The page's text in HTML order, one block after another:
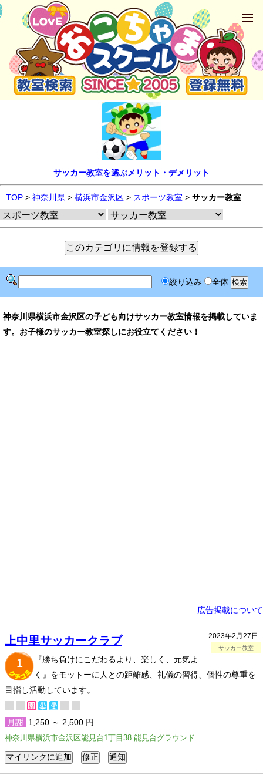
サッカー教室を選ぶメリット・デメリット
TOP > 神奈川県 > 横浜市金沢区 > スポーツ教室 > サッカー教室
絞り込み 全体
神奈川県横浜市金沢区の子ども向けサッカー教室情報を掲載していま
す。お子様のサッカー教室探しにお役立てください！
広告掲載について
2023年2月27日
サッカー教室
上中里サッカークラブ
1
『勝ち負けにこだわるより、楽しく、元気よ
く』をモットーに人との距離感、礼儀の習得、個性の尊重を
目指し活動しています。
月謝 1,250 ～ 2,500 円
神奈川県横浜市金沢区能見台1丁目38 能見台グラウンド